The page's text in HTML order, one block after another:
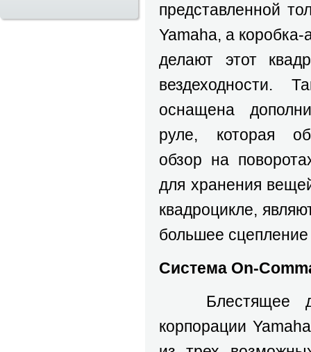
представленной
Yamaha, а
делают этот
вездеходности.
оснащена
руле, которая
обзор на
для хранения
квадроцикле,
большее
Система On-
Блестящее
корпорации